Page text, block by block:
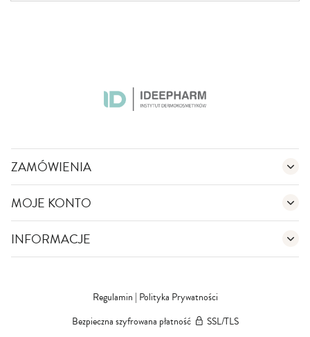
ZAMÓWIENIA
MOJE KONTO
INFORMACJE
Regulamin | Polityka Prywatności
Bezpieczna szyfrowana płatność
SSL/TLS